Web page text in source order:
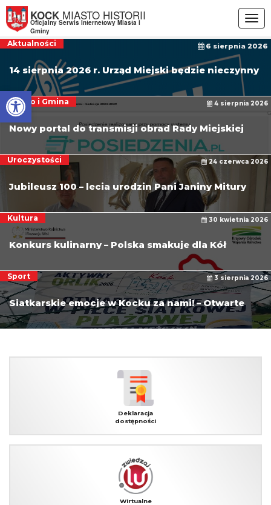
Otwórz pasek narzędzi
KOCK MIASTO HISTORII
Oficjalny Serwis Internetowy Miasta i
Gminy
Aktualności
14 sierpnia 2026 r. Urząd Miejski będzie nieczynny
6 sierpnia 2026
Miasto i Gmina
Nowy portal do transmisji obrad Rady Miejskiej
4 sierpnia 2026
Uroczystości
Jubileusz 100 – lecia urodzin Pani Janiny Mitury
24 czerwca 2026
Kultura
Konkurs kulinarny – Polska smakuje dla Kół
Gospodyń Wiejskich i stowarzyszeń
30 kwietnia 2026
Sport
Siatkarskie emocje w Kocku za nami! – Otwarte
Mistrzostwa Miasta Kock w siatkówce plażowej
3 sierpnia 2026
Deklaracja
dostępności
Wirtualne